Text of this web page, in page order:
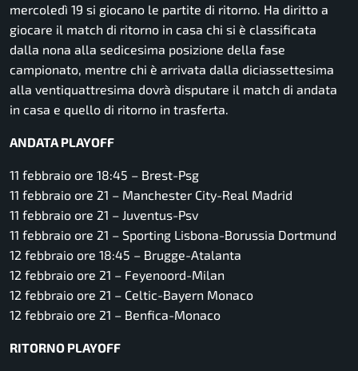
mercoledì 19 si giocano le partite di ritorno. Ha diritto a
giocare il match di ritorno in casa chi si è classificata
dalla nona alla sedicesima posizione della fase
campionato, mentre chi è arrivata dalla diciassettesima
alla ventiquattresima dovrà disputare il match di andata
in casa e quello di ritorno in trasferta.
ANDATA PLAYOFF
11 febbraio ore 18:45 – Brest-Psg
11 febbraio ore 21 – Manchester City-Real Madrid
11 febbraio ore 21 – Juventus-Psv
11 febbraio ore 21 – Sporting Lisbona-Borussia Dortmund
12 febbraio ore 18:45 – Brugge-Atalanta
12 febbraio ore 21 – Feyenoord-Milan
12 febbraio ore 21 – Celtic-Bayern Monaco
12 febbraio ore 21 – Benfica-Monaco
RITORNO PLAYOFF